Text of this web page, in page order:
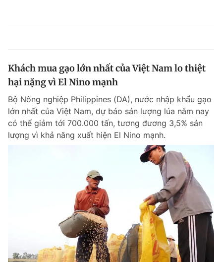
Khách mua gạo lớn nhất của Việt Nam lo thiệt
hại nặng vì El Nino mạnh
Bộ Nông nghiệp Philippines (DA), nước nhập khẩu gạo
lớn nhất của Việt Nam, dự báo sản lượng lúa năm nay
có thể giảm tới 700.000 tấn, tương đương 3,5% sản
lượng vì khả năng xuất hiện El Nino mạnh.